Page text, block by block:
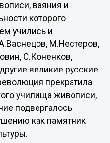
ваяния и
которого
учились и
М.Нестеров,
С.Коненков,
великие русские
прекратила
училища живописи,
подвергалось
как памятник